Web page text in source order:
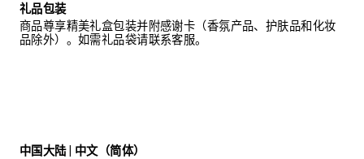
礼品包装
商品尊享精美礼盒包装并附感谢卡（香氛产品、护肤品和化妆
品除外）。如需礼品袋请联系客服。
中国大陆 | 中文（简体）